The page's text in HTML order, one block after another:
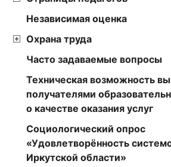
Независимая оценка
Охрана труда
Часто задаваемые вопросы
Техническая возможность
получателями
о качестве оказания услуг
Социологический опрос
«Удовлетворённость
Иркутской области»